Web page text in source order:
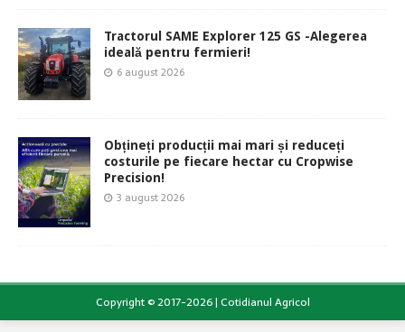
Tractorul SAME Explorer 125 GS -Alegerea
ideală pentru fermieri!
6 august 2026
Obțineți producții mai mari și reduceți
costurile pe fiecare hectar cu Cropwise
Precision!
3 august 2026
Copyright © 2017-2026 | Cotidianul Agricol